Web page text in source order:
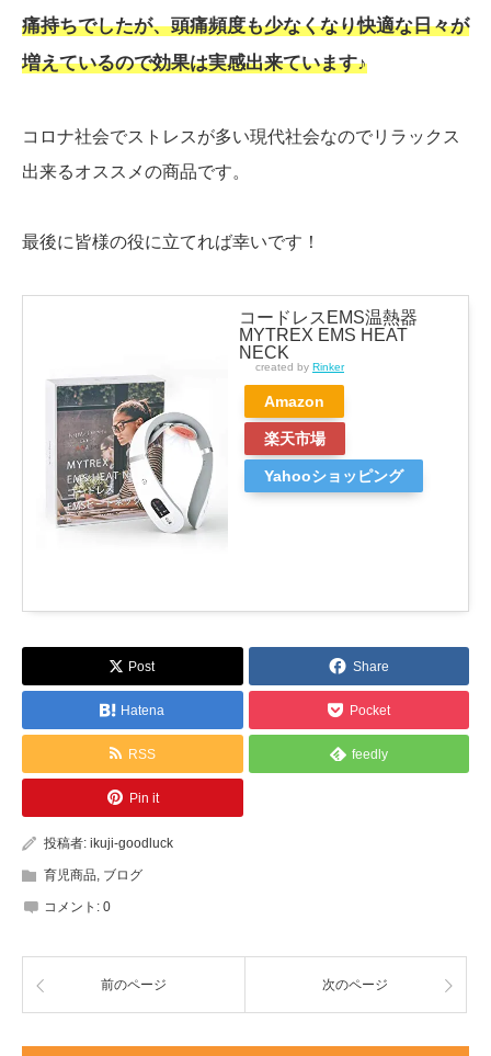
痛持ちでしたが、頭痛頻度も少なくなり快適な日々が
増えているので効果は実感出来ています♪
コロナ社会でストレスが多い現代社会なのでリラックス
出来るオススメの商品です。
最後に皆様の役に立てれば幸いです！
コードレスEMS温熱器
MYTREX EMS HEAT
NECK
created by Rinker
Amazon
楽天市場
Yahooショッピング
Post Share
Hatena Pocket
RSS feedly
Pin it
投稿者: ikuji-goodluck
育児商品 ブログ
コメント: 0
前のページ 次のページ